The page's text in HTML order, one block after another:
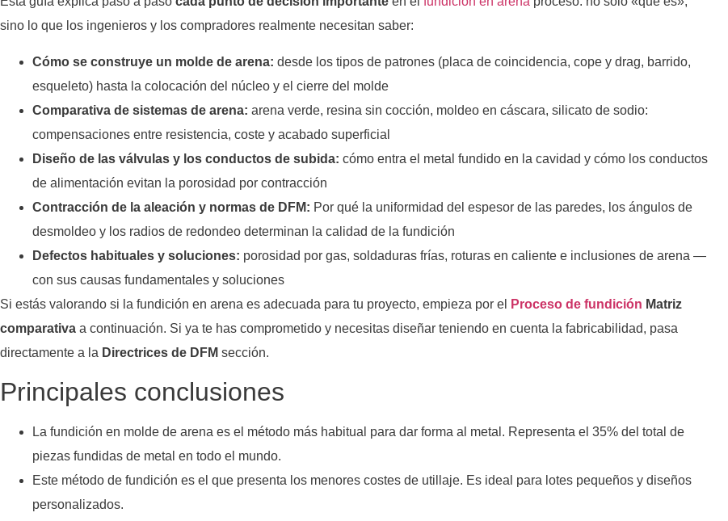
sino lo que los ingenieros y los compradores realmente necesitan saber:
Cómo se construye un molde de arena: desde los tipos de patrones (placa de coincidencia, cope y drag, barrido,
esqueleto) hasta la colocación del núcleo y el cierre del molde
Comparativa de sistemas de arena: arena verde, resina sin cocción, moldeo en cáscara, silicato de sodio:
compensaciones entre resistencia, coste y acabado superficial
Diseño de las válvulas y los conductos de subida: cómo entra el metal fundido en la cavidad y cómo los conductos
de alimentación evitan la porosidad por contracción
Contracción de la aleación y normas de DFM: Por qué la uniformidad del espesor de las paredes, los ángulos de
desmoldeo y los radios de redondeo determinan la calidad de la fundición
Defectos habituales y soluciones: porosidad por gas, soldaduras frías, roturas en caliente e inclusiones de arena —
con sus causas fundamentales y soluciones
Si estás valorando si la fundición en arena es adecuada para tu proyecto, empieza por el
Proceso de fundición Matriz
comparativa a continuación. Si ya te has comprometido y necesitas diseñar teniendo en cuenta la fabricabilidad, pasa
directamente a la Directrices de DFM sección.
Principales conclusiones
La fundición en molde de arena es el método más habitual para dar forma al metal. Representa el 35% del total de
piezas fundidas de metal en todo el mundo.
Este método de fundición es el que presenta los menores costes de utillaje. Es ideal para lotes pequeños y diseños
personalizados.